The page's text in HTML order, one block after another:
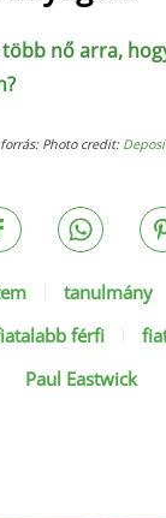
nő arra,
Photo credit:
tanulmány
férfi
Paul Eastwick